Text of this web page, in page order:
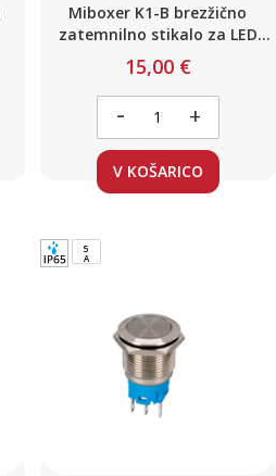
Miboxer K1-B brezžično
zatemnilno stikalo za LED
svetila
15,00 €
- +
V KOŠARICO
5
A